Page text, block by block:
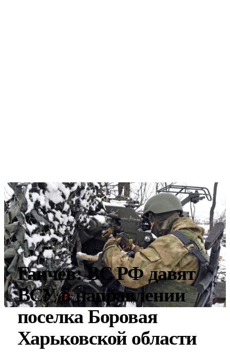
Ганчев: ВС РФ давят
ВСУ в направлении
поселка Боровая
Харьковской области